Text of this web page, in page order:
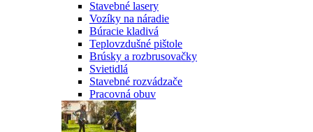
Stavebné lasery
Vozíky na náradie
Búracie kladivá
Teplovzdušné pištole
Brúsky a rozbrusovačky
Svietidlá
Stavebné rozvádzače
Pracovná obuv